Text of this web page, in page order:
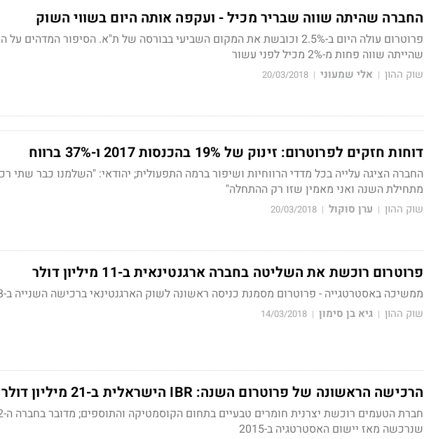
החברה שהיתה שווה שבריר מכיל - ועקפה אותה היום בשווי השוק
פרוטרום עולה היום ב-2.5% וכובשת את המקום השביעי בבורסה של ת"א. הסיפור המדהים
שהייתה שווה פחות מ-2% מכיל לפני עשור
שוק ההון | אלי שמעוני |
20/03/2018
דוחות חזקים לפרוטרום: זינוק של 19% בהכנסות 2017 ו-37% ברווח
החברה הציגה עלייה בכל מדדי הרווחיות ושיפור ברמה התפעולית; יהודאי: "השלמנו כבר שתי
מתחילת השנה ואני מאמין שזו רק ההתחלה"
שוק ההון | ערן סוקול |
20/03/2018
פרוטרום רוכשת את השליטה בחברה ארגנטינאית ב-11 מיליון דולר
ממשיכה באסטרטגייה - פרוטרום מסמנת כניסה ראשונה לשוק הארגנטינאי ברכישה השנייה ב-2018
שוק ההון | גיא בן סימון |
14/03/2018
הרכישה הראשונה של פרוטרום השנה: IBR הישראלית ב-21 מיליון דולר
חברת הטעמים
שנרכשה מאז יישום האסטרטגיה ב-2015